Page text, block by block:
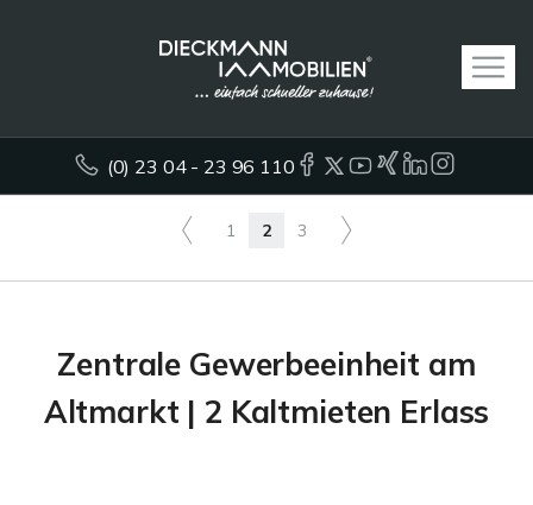
(0) 23 04 - 23 96 110
1 2 3
Zentrale Gewerbeeinheit am
Altmarkt | 2 Kaltmieten Erlass